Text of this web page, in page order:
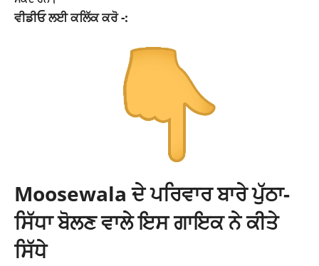
ਵੀਡੀਓ ਲਈ ਕਲਿੱਕ ਕਰੋ -:
Moosewala ਦੇ ਪਰਿਵਾਰ ਬਾਰੇ ਪੁੱਠਾ-
ਸਿੱਧਾ ਬੋਲਣ ਵਾਲੇ ਇਸ ਗਾਇਕ ਨੇ ਕੀਤੇ
ਸਿੱਧੇ